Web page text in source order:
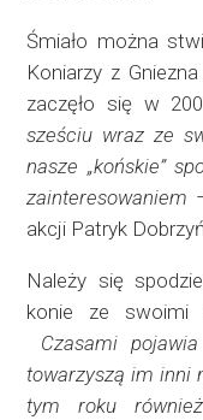
Śmiało można
Koniarzy z
zaczęło się w
sześciu wraz ze
nasze „końskie”
zainteresowaniem
akcji Patryk
Należy się
konie ze swoimi
Czasami
towarzyszą im inni
tym roku